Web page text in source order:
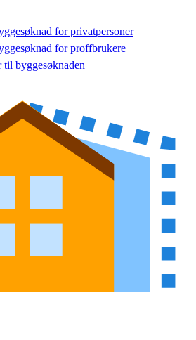
for privatpersoner
for proffbrukere
til byggesøknaden